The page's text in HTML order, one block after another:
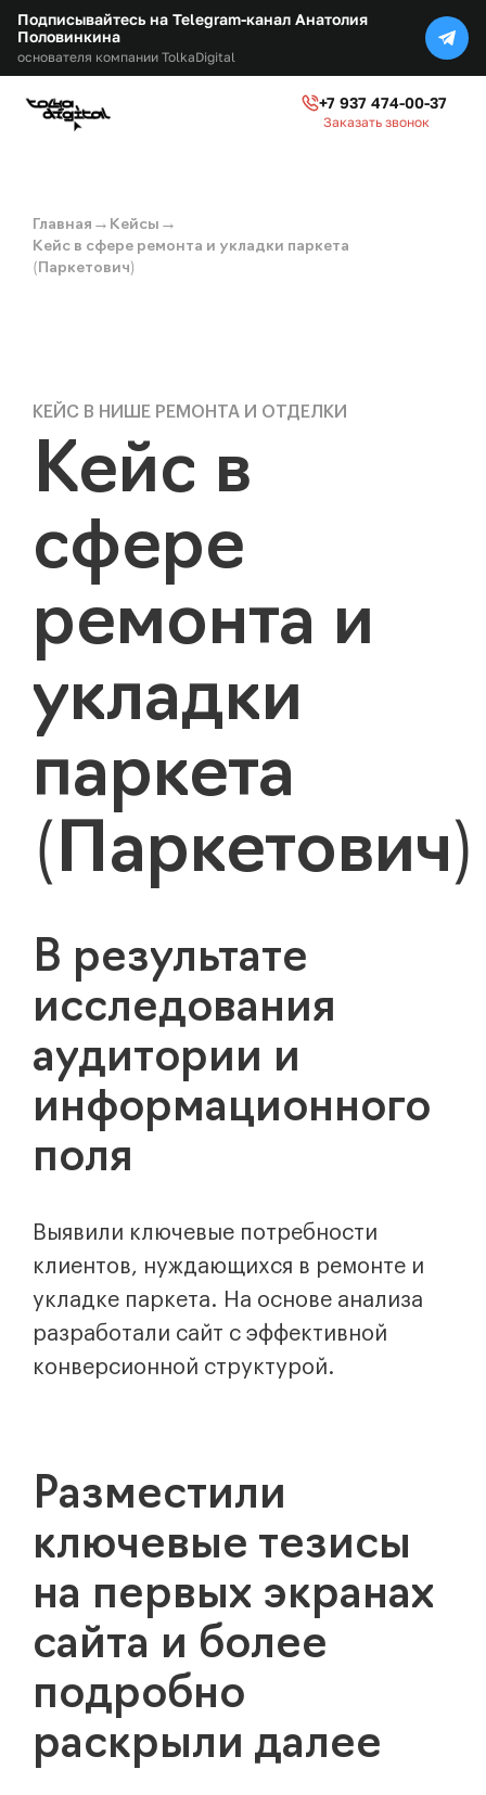
Подписывайтесь на Telegram-канал Анатолия
Половинкина
основателя компании TolkaDigital
+7 937 474-00-37
Заказать звонок
Главная → Кейсы →
Кейс в сфере ремонта и укладки паркета
(Паркетович)
КЕЙС В НИШЕ РЕМОНТА И ОТДЕЛКИ
Кейс в
сфере
ремонта и
укладки
паркета
(Паркетович)
В результате
исследования
аудитории и
информационного
поля
Выявили ключевые потребности
клиентов, нуждающихся в ремонте и
укладке паркета. На основе анализа
разработали сайт с эффективной
конверсионной структурой.
Разместили
ключевые тезисы
на первых экранах
сайта и более
подробно
раскрыли далее